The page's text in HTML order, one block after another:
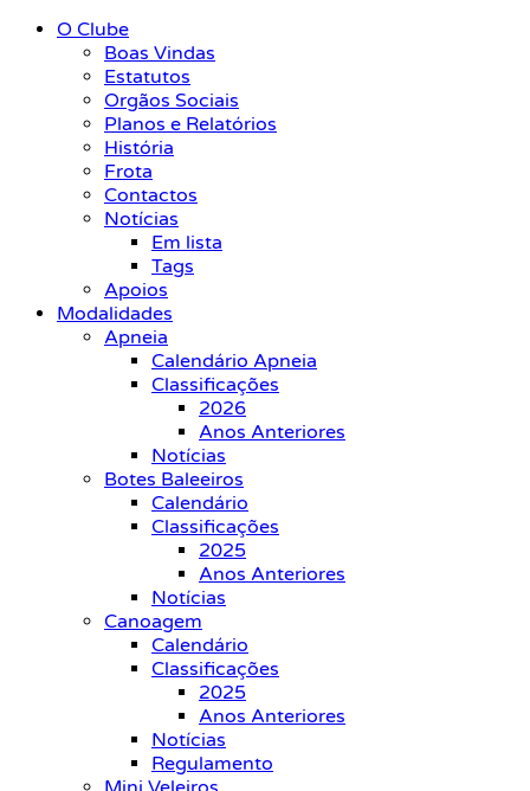
O Clube
Boas Vindas
Estatutos
Orgãos Sociais
Planos e Relatórios
História
Frota
Contactos
Notícias
Em lista
Tags
Apoios
Modalidades
Apneia
Calendário Apneia
Classificações
2026
Anos Anteriores
Notícias
Botes Baleeiros
Calendário
Classificações
2025
Anos Anteriores
Notícias
Canoagem
Calendário
Classificações
2025
Anos Anteriores
Notícias
Regulamento